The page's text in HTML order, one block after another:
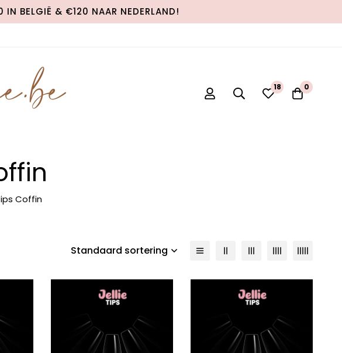
IN BELGIË & €120 NAAR NEDERLAND!
18 0
Coffin
Standaard sortering